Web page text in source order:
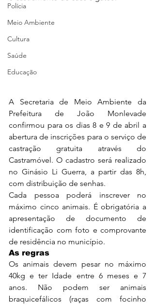
Polícia
Meio Ambiente
Cultura
Saúde
Educação
A Secretaria de Meio Ambiente da
Prefeitura de João Monlevade
confirmou para os dias 8 e 9 de abril a
abertura de inscrições para o serviço de
castração gratuita através do
Castramóvel. O cadastro será realizado
no Ginásio Li Guerra, a partir das 8h,
com distribuição de senhas.
Cada pessoa poderá inscrever no
máximo cinco animais. É obrigatória a
apresentação de documento de
identificação com foto e comprovante
de residência no município.
As regras
Os animais devem pesar no máximo
40kg e ter Idade entre 6 meses e 7
anos. Não podem ser animais
braquicefálicos (raças com focinho